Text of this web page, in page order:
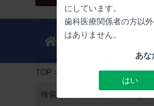
にしています。
歯科医療関係者の方以
はありません。
あな
はい
新製品
TOP > 検索結果一覧
検索結果59件中